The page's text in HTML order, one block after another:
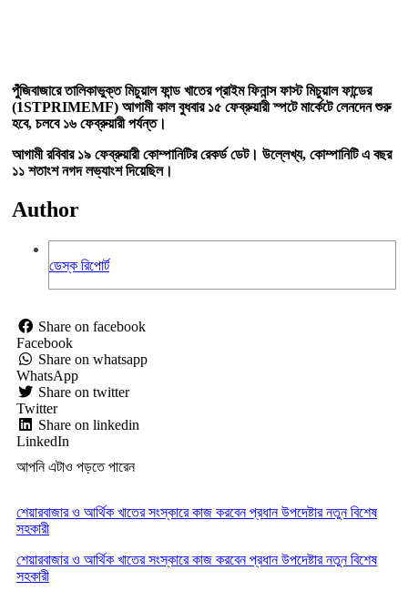
পুঁজিবাজারে তালিকাভুক্ত মিচুয়াল ফান্ড খাতের প্রাইম ফিনান্স ফাস্ট মিচুয়াল ফান্ডের
(1STPRIMEMF) আগামী কাল বুধবার ১৫ ফেব্রুয়ারী স্পটে মার্কেটে লেনদেন শুরু
হবে, চলবে ১৬ ফেব্রুয়ারী পর্যন্ত।
আগামী রবিবার ১৯ ফেব্রুয়ারী কোম্পানিটির রেকর্ড ডেট। উল্লেখ্য, কোম্পানিটি এ বছর
১১ শতাংশ নগদ লভ্যাংশ দিয়েছিল।
Author
ডেস্ক রিপোর্ট
Share on facebook
Facebook
Share on whatsapp
WhatsApp
Share on twitter
Twitter
Share on linkedin
LinkedIn
আপনি এটাও পড়তে পারেন
শেয়ারবাজার ও আর্থিক খাতের সংস্কারে কাজ করবেন প্রধান উপদেষ্টার নতুন বিশেষ
সহকারী
শেয়ারবাজার ও আর্থিক খাতের সংস্কারে কাজ করবেন প্রধান উপদেষ্টার নতুন বিশেষ
সহকারী